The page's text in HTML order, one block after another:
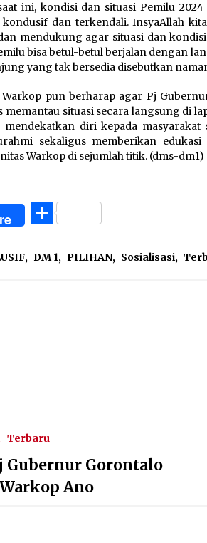
ini, kondisi dan situasi Pemilu
dan terkendali. InsyaAllah
mendukung agar situasi dan
bisa betul-betul berjalan dengan
yang tak bersedia disebutkan
pun berharap agar Pj
memantau situasi secara langsung di
diri kepada masyarakat
sekaligus memberikan edukasi
Warkop di sejumlah titik. (dms-dm1)
Share
, DM 1, PILIHAN, Sosialisasi,
Terbaru
Gubernur Gorontalo
Ano